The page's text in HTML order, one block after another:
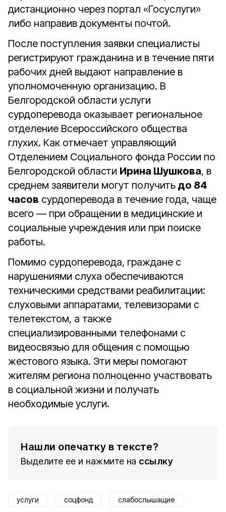
дистанционно через портал «Госуслуги»
либо направив документы почтой.
После поступления заявки специалисты
регистрируют гражданина и в течение пяти
рабочих дней выдают направление в
уполномоченную организацию. В
Белгородской области услуги
сурдоперевода оказывает региональное
отделение Всероссийского общества
глухих. Как отмечает управляющий
Отделением Социального фонда России по
Белгородской области Ирина Шушкова, в
среднем заявители могут получить до 84
часов сурдоперевода в течение года, чаще
всего — при обращении в медицинские и
социальные учреждения или при поиске
работы.
Помимо сурдоперевода, граждане с
нарушениями слуха обеспечиваются
техническими средствами реабилитации:
слуховыми аппаратами, телевизорами с
телетекстом, а также
специализированными телефонами с
видеосвязью для общения с помощью
жестового языка. Эти меры помогают
жителям региона полноценно участвовать
в социальной жизни и получать
необходимые услуги.
Нашли опечатку в тексте?
Выделите ее и нажмите на ссылку
услуги соцфонд слабослышащие